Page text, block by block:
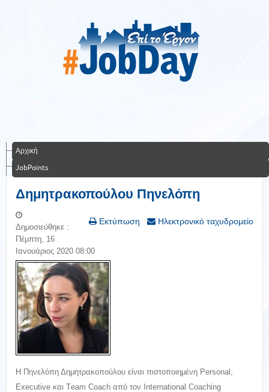
Αρχική
JobPoints
Δημητρακοπούλου Πηνελόπη
Εκτύπωση Ηλεκτρονικό ταχυδρομείο
Δημοσιεύθηκε :
Πέμπτη, 16
Ιανουάριος 2020 08:00
H Πηνελόπη Δημητρακοπούλου είναι πιστοποιημένη Personal,
Executive και Τeam Coach από τον Ιnternational Coaching